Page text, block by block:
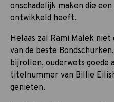
onschadelijk maken die
ontwikkeld heeft.
Helaas zal Rami Malek niet
van de beste
bijrollen, ouderwets goede
titelnummer van Billie
genieten.